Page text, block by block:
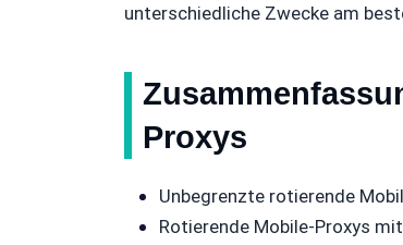
unterschiedliche Zwecke am
Proxys
Unbegrenzte rotierende
Rotierende Mobile-Proxys